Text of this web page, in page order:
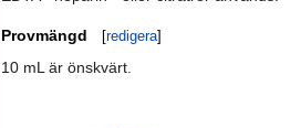
Provmängd [redigera]
10 mL är önskvärt.